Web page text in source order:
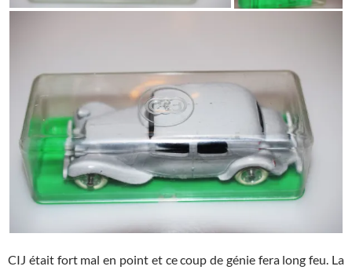
CIJ était fort mal en point et ce coup de génie fera long feu. La